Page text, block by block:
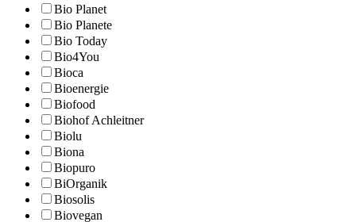
Bio Planet
Bio Planete
Bio Today
Bio4You
Bioca
Bioenergie
Biofood
Biohof Achleitner
Biolu
Biona
Biopuro
BiOrganik
Biosolis
Biovegan